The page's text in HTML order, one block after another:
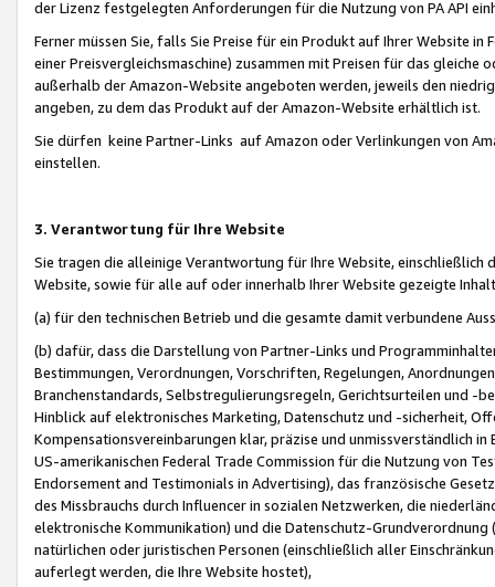
der Lizenz festgelegten Anforderungen für die Nutzung von PA API
Ferner müssen Sie, falls Sie Preise für ein Produkt auf Ihrer Website
einer Preisvergleichsmaschine) zusammen mit Preisen für das
außerhalb der Amazon-Website angeboten werden, jeweils den
angeben, zu dem das Produkt auf der Amazon-Website erhältlich ist.
Sie dürfen keine Partner-Links auf Amazon oder Verlinkungen von
einstellen.
3. Verantwortung für Ihre Website
Sie tragen die alleinige Verantwortung für Ihre Website,
Website, sowie für alle auf oder innerhalb Ihrer Website gezeigte
(a) für den technischen Betrieb und die gesamte damit verbundene
(b) dafür, dass die Darstellung von Partner-Links und
Bestimmungen, Verordnungen, Vorschriften, Regelungen,
Branchenstandards, Selbstregulierungsregeln, Gerichtsurteilen und -
Hinblick auf elektronisches Marketing, Datenschutz und -sicherheit,
Kompensationsvereinbarungen klar, präzise und unmissverständlich
US-amerikanischen Federal Trade Commission für die Nutzung von
Endorsement and Testimonials in Advertising), das französische
des Missbrauchs durch Influencer in sozialen Netzwerken, die
elektronische Kommunikation) und die Datenschutz-
natürlichen oder juristischen Personen (einschließlich aller
auferlegt werden, die Ihre Website hostet),